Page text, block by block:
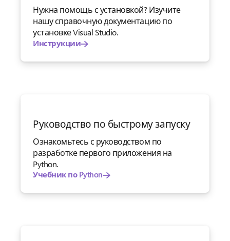
Нужна помощь с установкой? Изучите
нашу справочную документацию по
установке Visual Studio.
Инструкции
Руководство по быстрому запуску
Ознакомьтесь с руководством по
разработке первого приложения на
Python.
Учебник по Python